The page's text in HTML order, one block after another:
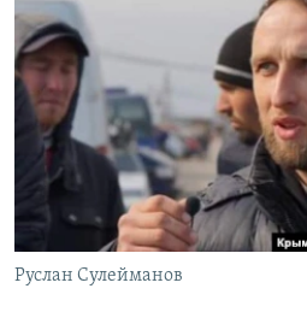
СПЕЦПРОЕКТИ
ДЕПОРТАЦІЯ
ВІДЕОУРОКИ «ELIFBE»
СВІДЧЕННЯ ОКУПАЦІЇ
УКРАЇНСЬКА ПРОБЛЕМА КРИМУ
ІНФОГРАФІКА
ЯК ОБІЙТИ БЛОКУВАННЯ
Русский
Qırımtatar
ДОЛУЧАЙСЯ!
Руслан Сулейманов